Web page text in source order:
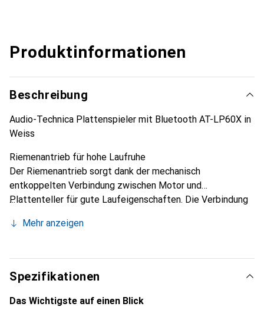
Produktinformationen
Beschreibung
Audio-Technica Plattenspieler mit Bluetooth AT-LP60X in
Weiss
Riemenantrieb für hohe Laufruhe
Der Riemenantrieb sorgt dank der mechanisch
entkoppelten Verbindung zwischen Motor und
Plattenteller für gute Laufeigenschaften. Die Verbindung
und andere Störgeräusche, sorgt für Laufruhe und damit
Lieblingsplatten.
Mehr anzeigen
Spezifikationen
Das Wichtigste auf einen Blick